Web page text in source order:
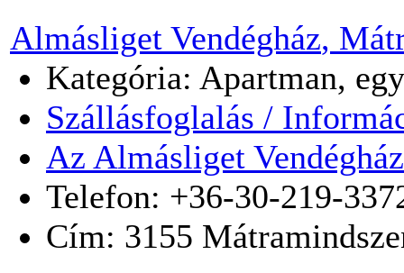
Almásliget Vendégház,
Kategória: Apartman,
Szállásfoglalás /
Az Almásliget
Telefon: +36-30-219-
Cím: 3155